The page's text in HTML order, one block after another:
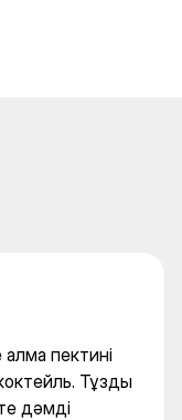
пектині
Тұзды
дәмді